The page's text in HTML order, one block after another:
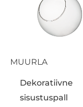
MUURLA
Dekoratiivne
sisustuspall